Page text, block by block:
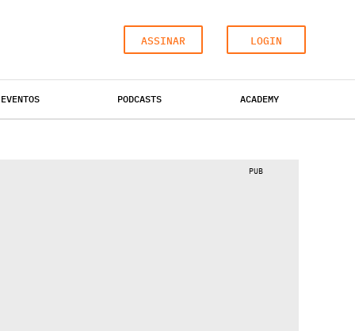
ASSINAR LOGIN
EVENTOS PODCASTS ACADEMY
PUB